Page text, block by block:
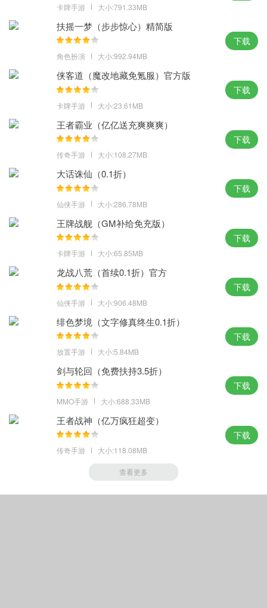
卡牌手游 大小:791.33MB
扶摇一梦（步步惊心）精简版
角色扮演 大小:992.94MB
下载
侠客道（魔改地藏免氪服）官方版
卡牌手游 大小:23.61MB
下载
王者霸业（亿亿送充爽爽爽）
传奇手游 大小:108.27MB
下载
大话诛仙（0.1折）
仙侠手游 大小:286.78MB
下载
王牌战舰（GM补给免充版）
卡牌手游 大小:65.85MB
下载
龙战八荒（首续0.1折）官方
仙侠手游 大小:906.48MB
下载
绯色梦境（文字修真终生0.1折）
放置手游 大小:5.84MB
下载
剑与轮回（免费扶持3.5折）
MMO手游 大小:688.33MB
下载
王者战神（亿万疯狂超变）
传奇手游 大小:118.08MB
下载
查看更多